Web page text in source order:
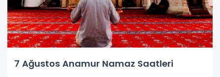
7 Ağustos Anamur Namaz Saatleri